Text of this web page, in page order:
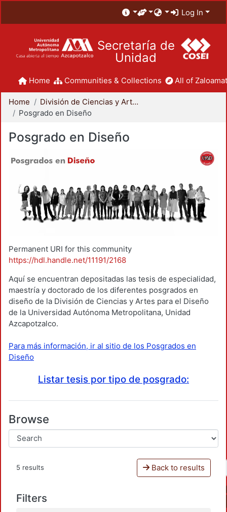
Log In
Secretaría de
Unidad
Home Communities & Collections All of
Home
División de Ciencias y Artes para el Diseño
Posgrado en Diseño
Posgrado en Diseño
Permanent URI for this community
https://hdl.handle.net/11191/2168
Aquí se encuentran depositadas las tesis de especialidad,
maestría y doctorado de los diferentes posgrados en
diseño de la División de Ciencias y Artes para el Diseño
de la Universidad Autónoma Metropolitana, Unidad
Azcapotzalco.
Para más información, ir al sitio de los Posgrados en
Diseño
Listar tesis por tipo de posgrado:
Browse
5 results Back to results
Filters